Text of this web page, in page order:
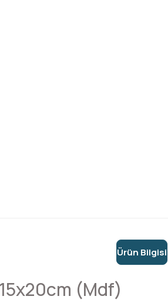
Ürün Bilgisi
(Mdf)